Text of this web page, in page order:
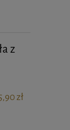
z
zł